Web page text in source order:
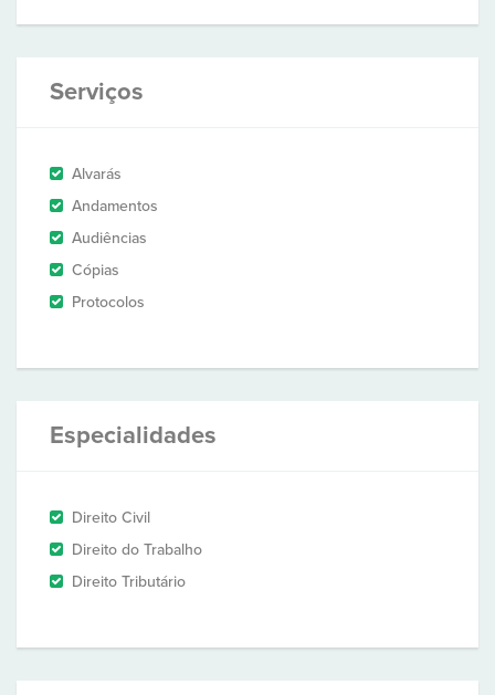
Serviços
Alvarás
Andamentos
Audiências
Cópias
Protocolos
Especialidades
Direito Civil
Direito do Trabalho
Direito Tributário